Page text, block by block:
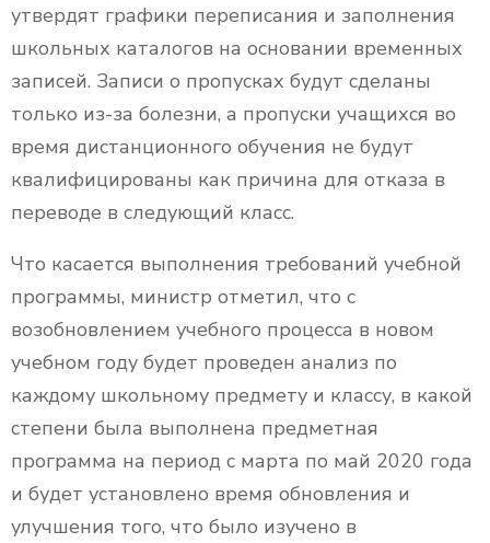
утвердят графики переписания и заполнения
школьных каталогов на основании временных
записей. Записи о пропусках будут сделаны
только из-за болезни, а пропуски учащихся во
время дистанционного обучения не будут
квалифицированы как причина для отказа в
переводе в следующий класс.
Что касается выполнения требований учебной
программы, министр отметил, что с
возобновлением учебного процесса в новом
учебном году будет проведен анализ по
каждому школьному предмету и классу, в какой
степени была выполнена предметная
программа на период с марта по май 2020 года
и будет установлено время обновления и
улучшения того, что было изучено в